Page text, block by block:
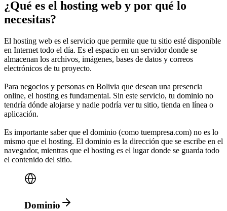
¿Qué es el hosting web y por qué lo
necesitas?
El hosting web es el servicio que permite que tu sitio esté disponible
en Internet todo el día. Es el espacio en un servidor donde se
almacenan los archivos, imágenes, bases de datos y correos
electrónicos de tu proyecto.
Para negocios y personas en Bolivia que desean una presencia
online, el hosting es fundamental. Sin este servicio, tu dominio no
tendría dónde alojarse y nadie podría ver tu sitio, tienda en línea o
aplicación.
Es importante saber que el dominio (como tuempresa.com) no es lo
mismo que el hosting. El dominio es la dirección que se escribe en el
navegador, mientras que el hosting es el lugar donde se guarda todo
el contenido del sitio.
Dominio